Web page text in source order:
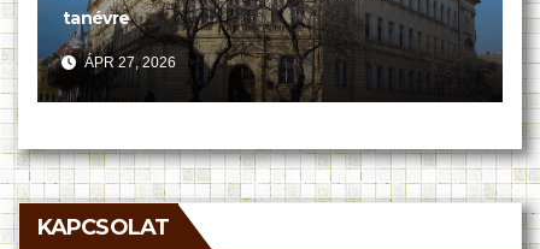
tanévre
ÁPR 27, 2026
KAPCSOLAT